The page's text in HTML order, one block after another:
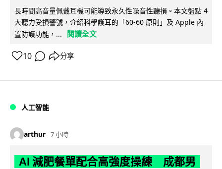
長時間高音量佩戴耳機可能導致永久性噪音性聽損。本文盤點 4
大聽力受損警號，介紹科學護耳的「60-60 原則」及 Apple 內
置防護功能，...
閱讀全文
10 分享
人工智能
arthur 7 小時
AI 減肥餐單配合高強度操練 成都男